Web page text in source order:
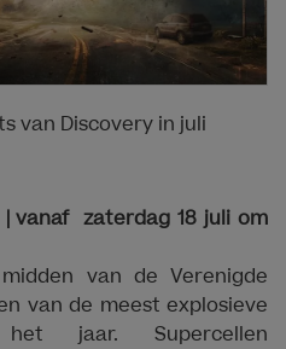
van Discovery in juli
vanaf zaterdag 18 juli om
van de Verenigde
van de meest explosieve
jaar. Supercellen